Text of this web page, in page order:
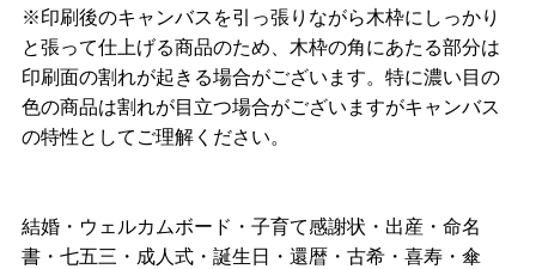
※印刷後のキャンバスを引っ張りながら木枠にしっかり
と張って仕上げる商品のため、木枠の角にあたる部分は
印刷面の割れが起きる場合がございます。特に濃い目の
色の商品は割れが目立つ場合がございますがキャンバス
の特性としてご理解ください。
結婚・ウェルカムボード・子育て感謝状・出産・命名
書・七五三・成人式・誕生日・還暦・古希・喜寿・傘